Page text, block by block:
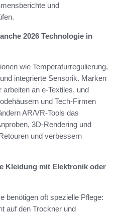
und
2026 Technologie in
wie Temperaturregulierung,
integrierte Sensorik. Marken
an e‑Textiles, und
und Tech-Firmen
AR/VR-Tools das
3D-Rendering und
und verbessern
Kleidung mit Elektronik oder
benötigen oft spezielle Pflege:
auf den Trockner und